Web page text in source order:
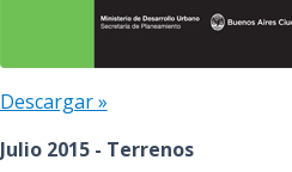
Descargar »
Julio 2015 - Terrenos